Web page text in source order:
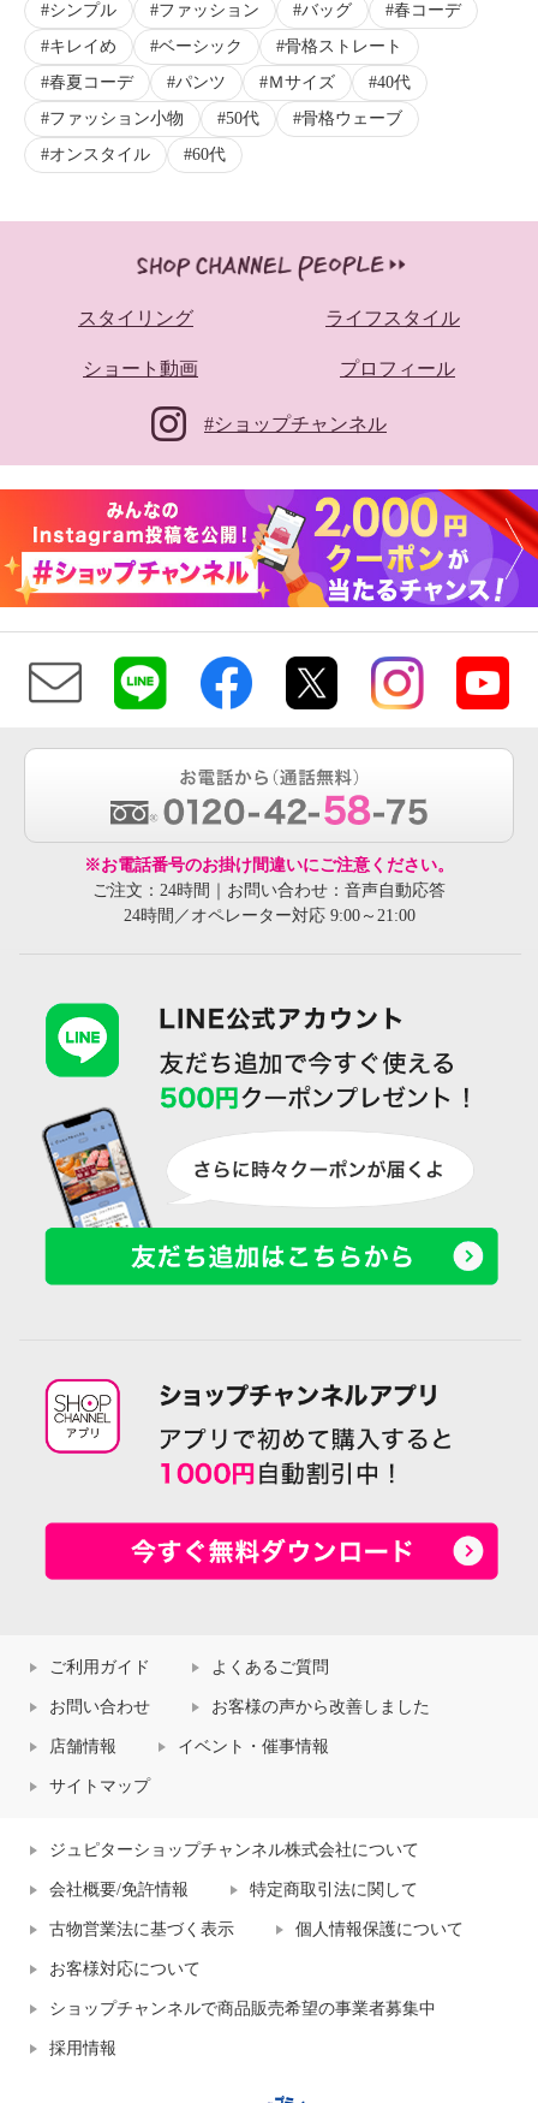
シンプル
ファッション バッグ
春コーデ
キレイめ
ベーシック
骨格ストレート
春夏コーデ
パンツ Ｍサイズ
40代
ファッション小物
50代
骨格ウェーブ
オンスタイル
60代
スタイリング ライフスタイル
ショート動画 プロフィール
#ショップチャンネル
※お電話番号のお掛け間違いにご注意ください。
ご注文：24時間｜お問い合わせ：音声自動応答
24時間／オペレーター対応 9:00～21:00
ご利用ガイド よくあるご質問
お問い合わせ お客様の声から改善しました
店舗情報 イベント・催事情報
サイトマップ
ジュピターショップチャンネル株式会社について
会社概要/免許情報 特定商取引法に関して
古物営業法に基づく表示 個人情報保護について
お客様対応について
ショップチャンネルで商品販売希望の事業者募集中
採用情報